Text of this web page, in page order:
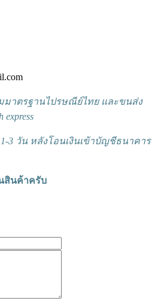
มาตรฐานไปรษณีย์ไทย และขนส่ง
express
3 วัน หลังโอนเงินเข้าบัญชีธนาคาร
นค้าครับ